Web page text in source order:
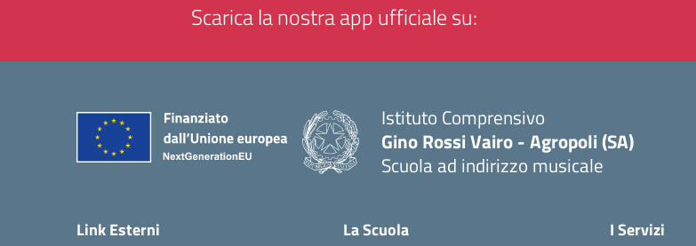
Scarica la nostra app ufficiale su:
Istituto Comprensivo
Gino Rossi Vairo - Agropoli (SA)
Scuola ad indirizzo musicale
Link Esterni La Scuola I Servizi